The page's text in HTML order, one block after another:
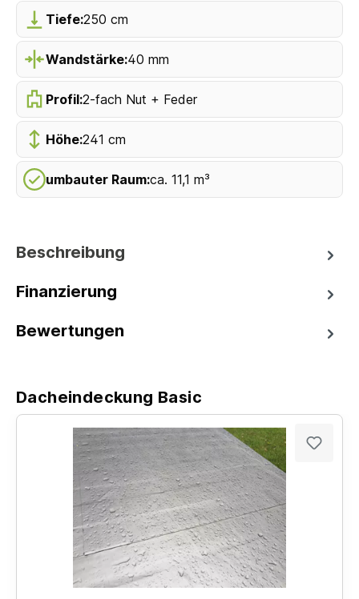
Tiefe:250 cm
Wandstärke:40 mm
Profil:2-fach Nut + Feder
Höhe:241 cm
umbauter Raum:ca. 11,1 m³
Beschreibung
Finanzierung
Bewertungen
Dacheindeckung Basic